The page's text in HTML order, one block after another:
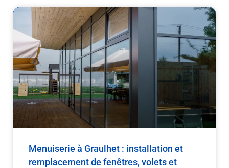
Menuiserie à Graulhet : installation et
remplacement de fenêtres, volets et